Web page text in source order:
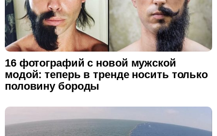
16 фотографий с новой мужской
модой: теперь в тренде носить только
половину бороды